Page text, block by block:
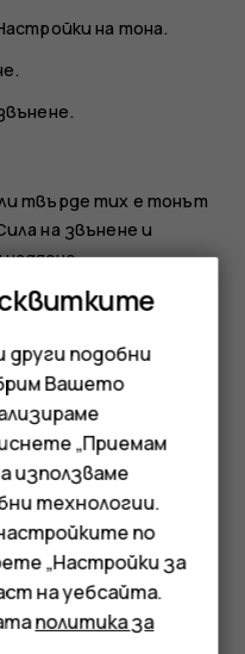
на тона.
.
твърде тих е тонът
на звънене и
на тона
за съобщения
да използвате, и
отговор?
други подобни
Вашето
„Приемам
използваме
технологии.
по
„Настройки за
на уебсайта.
политика за